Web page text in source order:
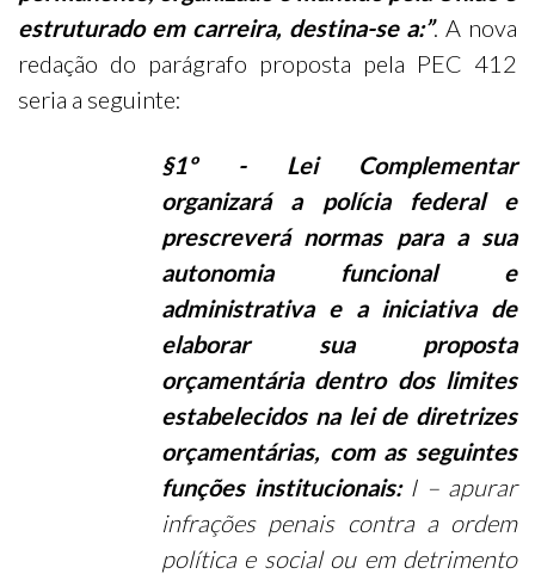
estruturado em carreira, destina-se a:”. A nova
redação do parágrafo proposta pela PEC 412
seria a seguinte:
§1º - Lei Complementar
organizará a polícia federal e
prescreverá normas para a sua
autonomia funcional e
administrativa e a iniciativa de
elaborar sua proposta
orçamentária dentro dos limites
estabelecidos na lei de diretrizes
orçamentárias, com as seguintes
funções institucionais: I – apurar
infrações penais contra a ordem
política e social ou em detrimento